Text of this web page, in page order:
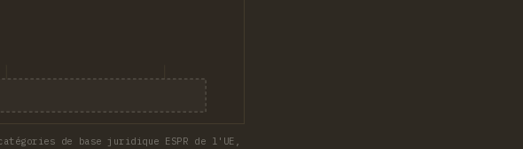
de base juridique ESPR de l'UE,